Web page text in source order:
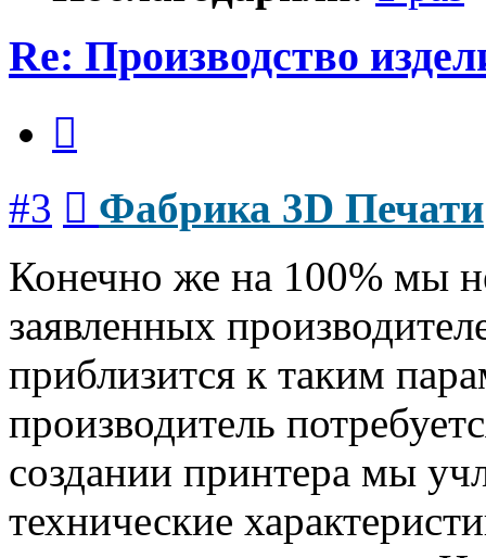
Re: Производство
#3 Фабрика 3D Печати
Конечно же на 100% мы
заявленных
приблизится к таким
производитель
создании принтера мы
технические